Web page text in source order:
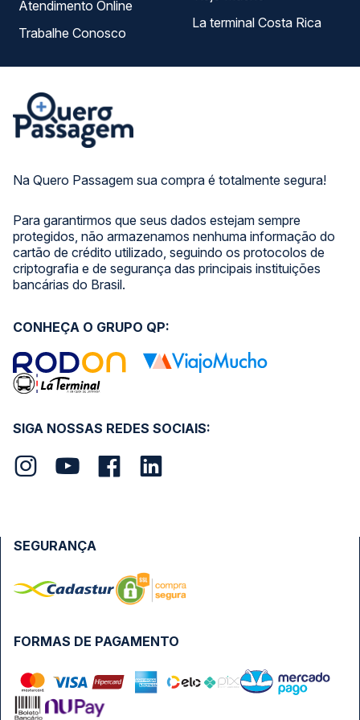
Na Quero Passagem sua compra é totalmente segura!
Para garantirmos que seus dados estejam sempre
protegidos, não armazenamos nenhuma informação do
cartão de crédito utilizado, seguindo os protocolos de
criptografia e de segurança das principais instituições
bancárias do Brasil.
Atendimento Online
Trabalhe Conosco
La terminal Costa Rica
SIGA NOSSAS REDES SOCIAIS:
CONHEÇA O GRUPO QP:
FORMAS DE PAGAMENTO
SEGURANÇA